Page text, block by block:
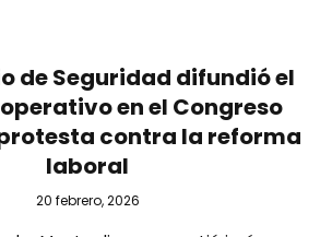
de Seguridad difundió el
en el Congreso
contra la reforma
laboral
20 febrero, 2026